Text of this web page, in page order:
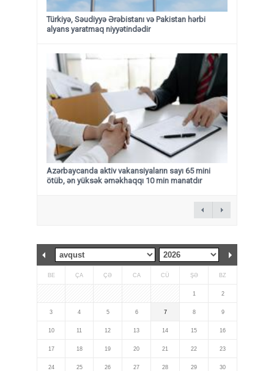
Türkiyə, Səudiyyə Ərəbistanı və Pakistan hərbi
alyans yaratmaq niyyətindədir
Azərbaycanda aktiv vakansiyaların sayı 65 mini
ötüb, ən yüksək əməkhaqqı 10 min manatdır
BE ÇA ÇƏ CA CÜ ŞƏ BZ
1 2
3 4 5 6 7 8 9
10 11 12 13 14 15 16
17 18 19 20 21 22 23
24 25 26 27 28 29 30